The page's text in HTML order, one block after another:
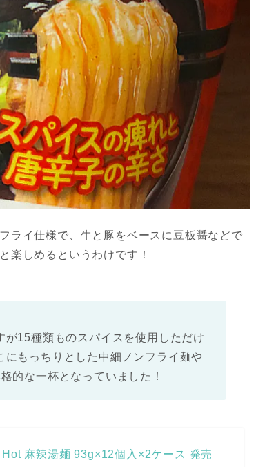
ライ仕様で、牛と豚をベースに豆板醤などで
楽しめるというわけです！
15種類ものスパイスを使用しただけ
もっちりとした中細ノンフライ麺や
的な一杯となっていました！
麻辣湯麺 93g×12個入×2ケース 発売